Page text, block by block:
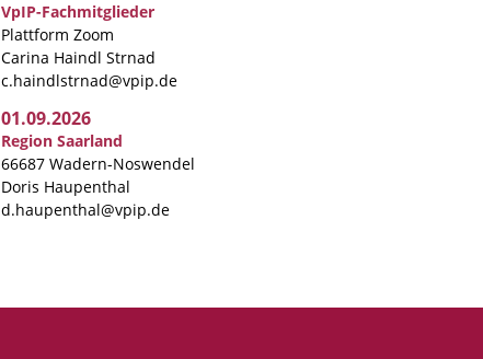
VpIP-Fachmitglieder
Plattform Zoom
Carina Haindl Strnad
c.haindlstrnad@vpip.de
01.09.2026
Region Saarland
66687 Wadern-Noswendel
Doris Haupenthal
d.haupenthal@vpip.de